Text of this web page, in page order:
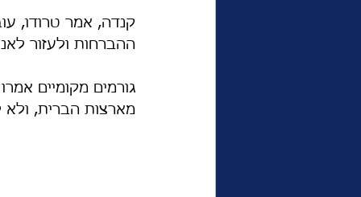
קנדה, אמר טרודו,
ההברחות ולעזור
גורמים מקומיים
מארצות הברית, ולא